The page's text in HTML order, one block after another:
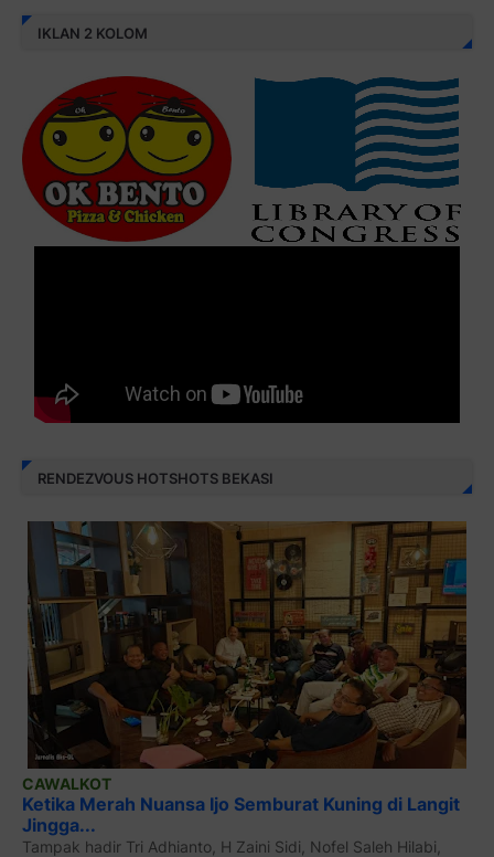
IKLAN 2 KOLOM
RENDEZVOUS HOTSHOTS BEKASI
CAWALKOT
Ketika Merah Nuansa Ijo Semburat Kuning di Langit
Jingga...
Tampak hadir Tri Adhianto, H Zaini Sidi, Nofel Saleh Hilabi,